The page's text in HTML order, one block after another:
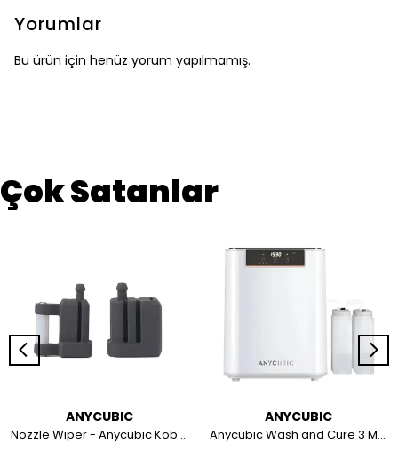
Yorumlar
Bu ürün için henüz yorum yapılmamış.
Çok Satanlar
ANYCUBIC
Nozzle Wiper - Anycubic Kobra S Series
ANYCUBIC
Anycubic Wash and Cure 3 Max Yıkama ve Kürleme Makinesi